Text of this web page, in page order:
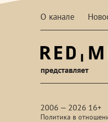
О канале
2006 — 2026 16+
Политика в